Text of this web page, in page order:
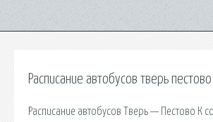
Расписание автобусов тверь пестово
Расписание автобусов Тверь — Пестово К